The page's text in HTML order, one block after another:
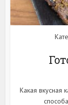
Какая вкусная